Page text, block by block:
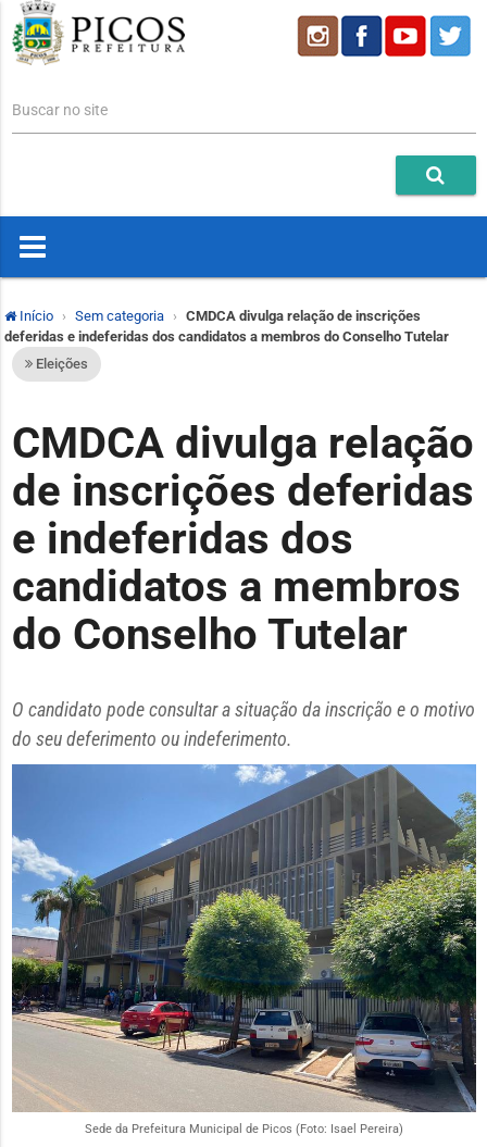
Buscar no site
Início Sem categoria
CMDCA divulga relação de inscrições
deferidas e indeferidas dos candidatos a membros do Conselho Tutelar
Eleições
CMDCA divulga relação
de inscrições deferidas
e indeferidas dos
candidatos a membros
do Conselho Tutelar
O candidato pode consultar a situação da inscrição e o motivo
do seu deferimento ou indeferimento.
Sede da Prefeitura Municipal de Picos (Foto: Isael Pereira)